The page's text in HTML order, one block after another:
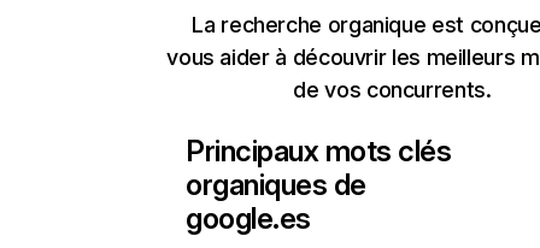
La recherche organique est
vous aider à découvrir les meilleurs
de vos concurrents.
Principaux mots clés
organiques de
google.es